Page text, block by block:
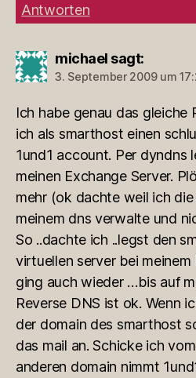
Antworten
michael sagt:
3. September 2009 um
Ich habe genau das gleiche
ich als smarthost einen
1und1 account. Per dyndns
meinen Exchange Server.
mehr (ok dachte weil ich
meinem dns verwalte und
So ..dachte ich ..legst den
virtuellen server bei
ging auch wieder …bis auf
Reverse DNS ist ok. Wenn
der domain des smarthost
das mail an. Schicke ich
anderen domain nimmt